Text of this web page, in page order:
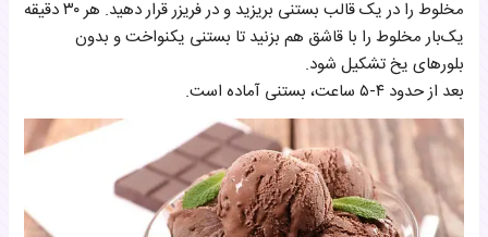
مخلوط را در یک قالب بستنی بریزید و در فریزر قرار دهید. هر ۳۰ دقیقه
یک‌بار مخلوط را با قاشق هم بزنید تا بستنی یکنواخت و بدون
بلورهای یخ تشکیل شود.
بعد از حدود ۴-۵ ساعت، بستنی آماده است.